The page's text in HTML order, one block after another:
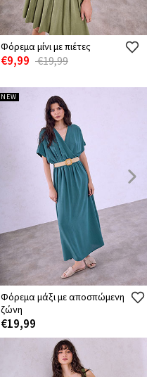
Φόρεμα μίνι με πιέτες
€9,99 €19,99
NEW
Φόρεμα μάξι με αποσπώμενη
ζώνη
€19,99